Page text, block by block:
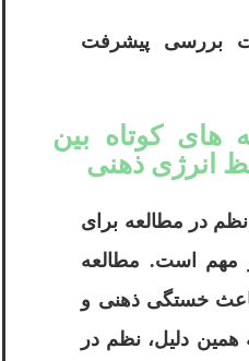
بررسی پیشرفت
کوتاه بین
انرژی ذهنی
در مطالعه برای
مهم است. مطالعه
خستگی ذهنی و
دلیل، نظم در